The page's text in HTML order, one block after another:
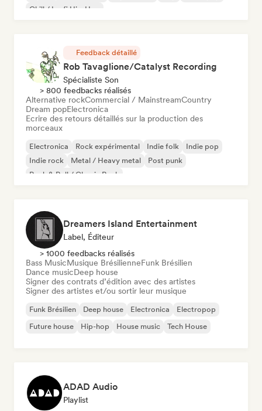
Chill / Lo-fi Hip-Hop
Feedback détaillé
Rob Tavaglione/Catalyst Recording
Spécialiste Son
> 800 feedbacks réalisés
Alternative rockCommercial / MainstreamCountry
Dream popElectronica
Ecrire des retours détaillés sur la production des
morceaux
Electronica Rock expérimental Indie folk
Indie pop
Indie rock
Metal / Heavy metal
Post punk
Rock & Roll / Classic Rock
Dreamers Island Entertainment
Label, Éditeur
> 1000 feedbacks réalisés
Bass MusicMusique BrésilienneFunk Brésilien
Dance musicDeep house
Signer des contrats d’édition avec des artistes
Signer des artistes et/ou sortir leur musique
Funk Brésilien Deep house Electronica
Electropop
Future house
Hip-hop House music Tech House
ADAD Audio
Playlist